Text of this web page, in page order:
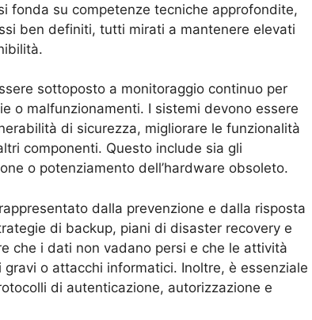
fonda su competenze tecniche approfondite,
ben definiti, tutti mirati a mantenere elevati
sottoposto a monitoraggio continuo per
o malfunzionamenti. I sistemi devono essere
di sicurezza, migliorare le funzionalità
componenti. Questo include sia gli
o potenziamento dell’hardware obsoleto.
dalla prevenzione e dalla risposta
di backup, piani di disaster recovery e
che i dati non vadano persi e che le attività
o attacchi informatici. Inoltre, è essenziale
di autenticazione, autorizzazione e